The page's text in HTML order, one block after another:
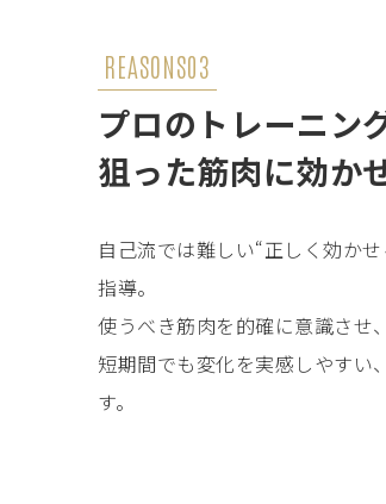
REASONS03
プロのトレーニン
狙った筋肉に効か
自己流では難しい“正しく効か
指導。
使うべき筋肉を的確に意識させ
短期間でも変化を実感しやすい
す。